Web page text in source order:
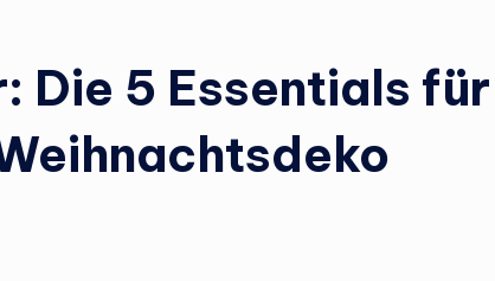
t
il
Die 5 Essentials für